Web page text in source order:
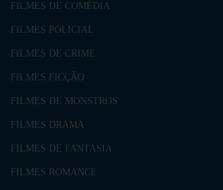
FILMES DE COMÉDIA
FILMES POLICIAL
FILMES DE CRIME
FILMES FICÇÃO
FILMES DE MONSTROS
FILMES DRAMA
FILMES DE FANTASIA
FILMES ROMANCE